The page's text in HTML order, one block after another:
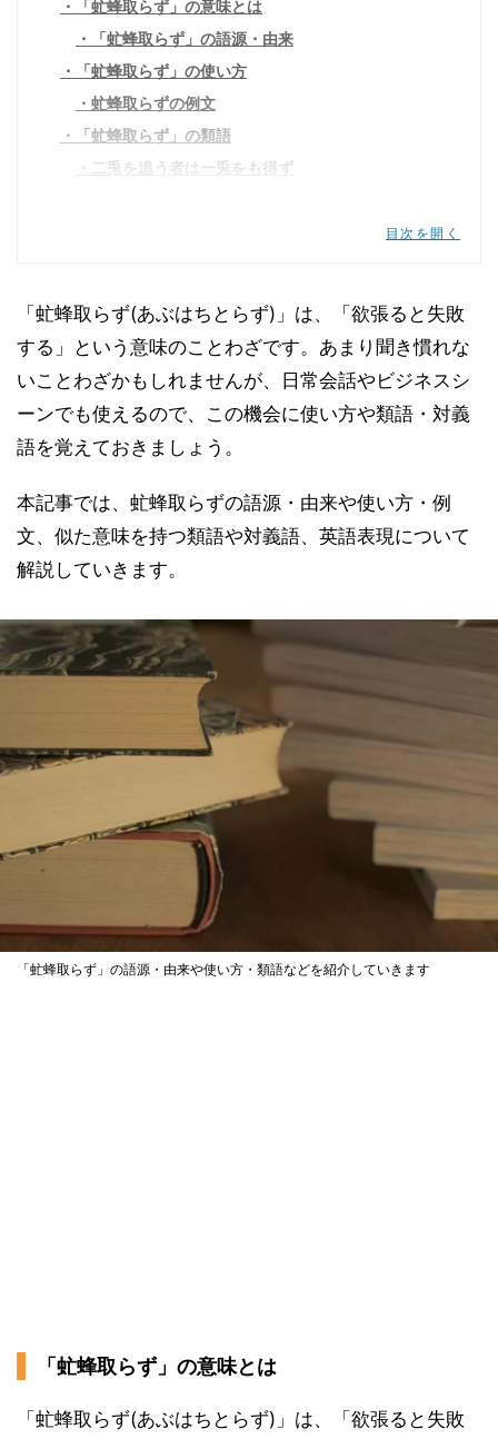
「虻蜂取らず」の意味とは
「虻蜂取らず」の語源・由来
「虻蜂取らず」の使い方
虻蜂取らずの例文
「虻蜂取らず」の類語
二兎を追う者は一兎をも得ず
一挙両得
「虻蜂取らず」の英語表現
目次を開く
「虻蜂取らず(あぶはちとらず)」は、「欲張ると失敗
する」という意味のことわざです。あまり聞き慣れな
いことわざかもしれませんが、日常会話やビジネスシ
ーンでも使えるので、この機会に使い方や類語・対義
語を覚えておきましょう。
本記事では、虻蜂取らずの語源・由来や使い方・例
文、似た意味を持つ類語や対義語、英語表現について
解説していきます。
「虻蜂取らず」の語源・由来や使い方・類語などを紹介していきます
「虻蜂取らず」の意味とは
「虻蜂取らず(あぶはちとらず)」は、「欲張ると失敗